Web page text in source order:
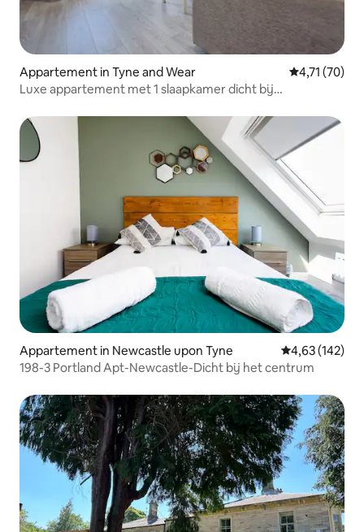
Appartement in Tyne and Wear Gemiddelde
4,71 (70)
Luxe appartement met 1 slaapkamer dicht bij
Appartement in Newcastle upon Tyne Gemiddelde
4,63 (142)
198-3 Portland Apt-Newcastle-Dicht bij het centrum